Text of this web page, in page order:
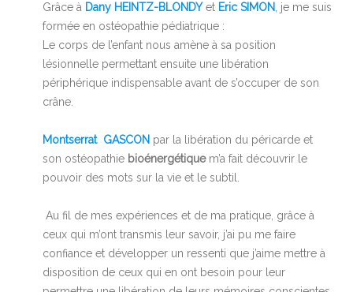
Grâce à Dany HEINTZ-BLONDY et Eric SIMON
je me suis
formée en ostéopathie pédiatrique :
Le corps de l’enfant nous amène à sa position
lésionnelle permettant ensuite une libération
périphérique indispensable avant de s’occuper de son
crâne.
Montserrat GASCON par la libération du péricarde et
son ostéopathie bioénergétiquem’a fait découvrir le
pouvoir des mots sur la vie et le subtil.
Au fil de mes expériences et de ma pratique, grâce à
ceux qui m’ont transmis leur savoir, j’ai pu me faire
confiance et développer un ressenti que j’aime mettre à
disposition de ceux qui en ont besoin pour leur